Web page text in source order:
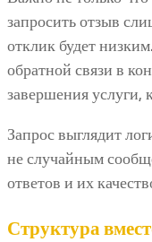
запросить отзыв
отклик будет
обратной связи в
завершения услуги,
Запрос выглядит
не случайным
ответов и их
Структура